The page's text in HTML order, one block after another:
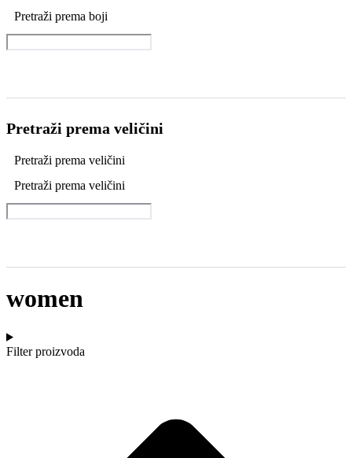
Pretraži prema boji
Pretraži prema veličini
Pretraži prema veličini
Pretraži prema veličini
women
Filter proizvoda